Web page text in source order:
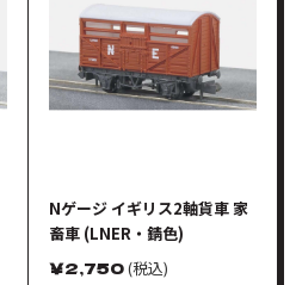
Nゲージ イギリス2軸貨車 家
畜車 (LNER・錆色)
￥2,750(税込)